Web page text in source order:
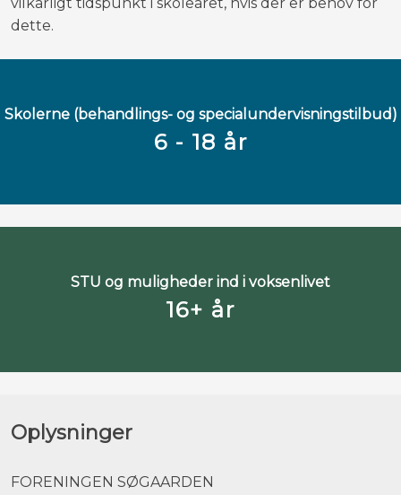
dette.​
​Skolerne ​(behandlings- og specialundervisningstilbud)
6 - 18 år
STU og muligheder ind i voksenlivet
16+ år
Oplysninger
​FORENINGEN SØGAARDEN